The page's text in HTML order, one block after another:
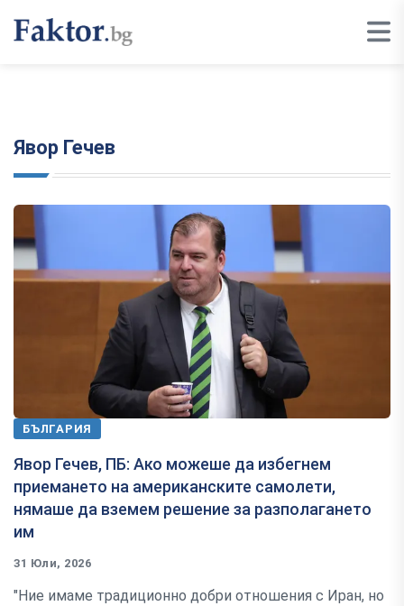
Явор Гечев
БЪЛГАРИЯ
Явор Гечев, ПБ: Ако можеше да избегнем
приемането на американските самолети,
нямаше да вземем решение за разполагането
им
31 Юли, 2026
"Ние имаме традиционно добри отношения с Иран, но